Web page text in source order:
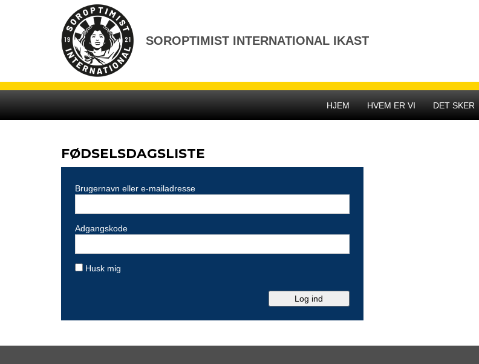
SOROPTIMIST INTERNATIONAL IKAST
HJEM
HVEM ER VI DET SKER
FØDSELSDAGSLISTE
Brugernavn eller e-mailadresse
Adgangskode
Husk mig